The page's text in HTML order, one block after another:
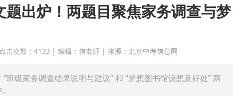
出炉！两题目聚焦家务调查与梦
击次数：4133 | 编辑：信老师 | 来源：北京中考信息网
班级家务调查结果说明与建议” 和 “梦想图书馆设想及好处” 两